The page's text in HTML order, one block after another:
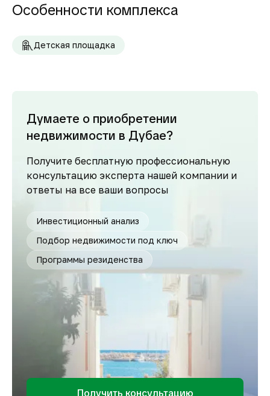
Особенности комплекса
Детская площадка
Думаете о приобретении
недвижимости в Дубае?
Получите бесплатную профессиональную
консультацию эксперта нашей компании и
ответы на все ваши вопросы
Инвестиционный анализ
Подбор недвижимости под ключ
Программы резиденства
Получить консультацию